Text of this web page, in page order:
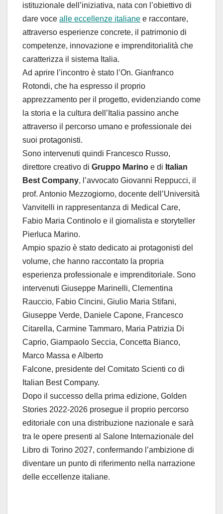
istituzionale dell’iniziativa, nata con l’obiettivo di
dare voce alle eccellenze italiane e raccontare,
attraverso esperienze concrete, il patrimonio di
competenze, innovazione e imprenditorialità che
caratterizza il sistema Italia.
Ad aprire l’incontro è stato l’On. Gianfranco
Rotondi, che ha espresso il proprio
apprezzamento per il progetto, evidenziando come
la storia e la cultura dell’Italia passino anche
attraverso il percorso umano e professionale dei
suoi protagonisti.
Sono intervenuti quindi Francesco Russo,
direttore creativo di Gruppo Marino e di Italian
Best Company, l’avvocato Giovanni Reppucci, il
prof. Antonio Mezzogiorno, docente dell’Università
Vanvitelli in rappresentanza di Medical Care,
Fabio Maria Continolo e il giornalista e storyteller
Pierluca Marino.
Ampio spazio è stato dedicato ai protagonisti del
volume, che hanno raccontato la propria
esperienza professionale e imprenditoriale. Sono
intervenuti Giuseppe Marinelli, Clementina
Rauccio, Fabio Cincini, Giulio Maria Stifani,
Giuseppe Verde, Daniele Capone, Francesco
Citarella, Carmine Tammaro, Maria Patrizia Di
Caprio, Giampaolo Seccia, Concetta Bianco,
Marco Massa e Alberto
Falcone, presidente del Comitato Scienti co di
Italian Best Company.
Dopo il successo della prima edizione, Golden
Stories 2022-2026 prosegue il proprio percorso
editoriale con una distribuzione nazionale e sarà
tra le opere presenti al Salone Internazionale del
Libro di Torino 2027, confermando l’ambizione di
diventare un punto di riferimento nella narrazione
delle eccellenze italiane.